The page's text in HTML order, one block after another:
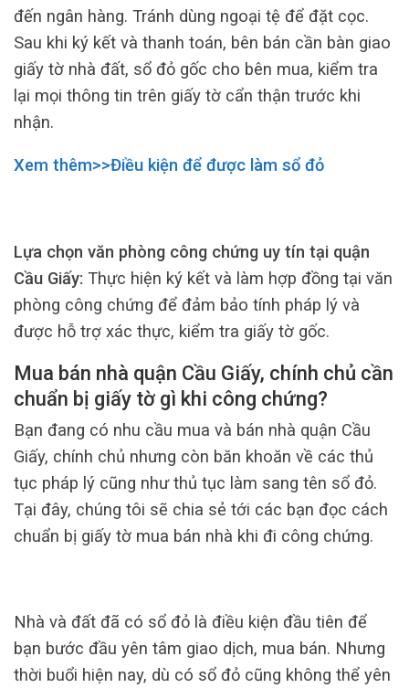
đến ngân hàng. Tránh dùng ngoại tệ để đặt cọc.
Sau khi ký kết và thanh toán, bên bán cần bàn giao
giấy tờ nhà đất, sổ đỏ gốc cho bên mua, kiểm tra
lại mọi thông tin trên giấy tờ cẩn thận trước khi
nhận.
Xem thêm>>Điều kiện để được làm sổ đỏ
Lựa chọn văn phòng công chứng uy tín tại quận
Cầu Giấy: Thực hiện ký kết và làm hợp đồng tại văn
phòng công chứng để đảm bảo tính pháp lý và
được hỗ trợ xác thực, kiểm tra giấy tờ gốc.
Mua bán nhà quận Cầu Giấy, chính chủ cần
chuẩn bị giấy tờ gì khi công chứng?
Bạn đang có nhu cầu mua và bán nhà quận Cầu
Giấy, chính chủ nhưng còn băn khoăn về các thủ
tục pháp lý cũng như thủ tục làm sang tên sổ đỏ.
Tại đây, chúng tôi sẽ chia sẻ tới các bạn đọc cách
chuẩn bị giấy tờ mua bán nhà khi đi công chứng.
Nhà và đất đã có sổ đỏ là điều kiện đầu tiên để
bạn bước đầu yên tâm giao dịch, mua bán. Nhưng
thời buổi hiện nay, dù có sổ đỏ cũng không thể yên